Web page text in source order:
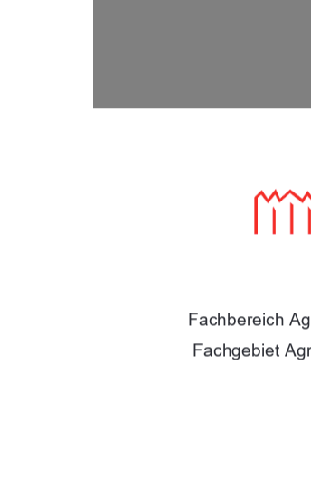
Fachbereich
Fachgebiet